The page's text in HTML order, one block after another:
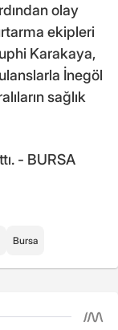
olay
ekipleri
Karakaya,
İnegöl
sağlık
- BURSA
Bursa